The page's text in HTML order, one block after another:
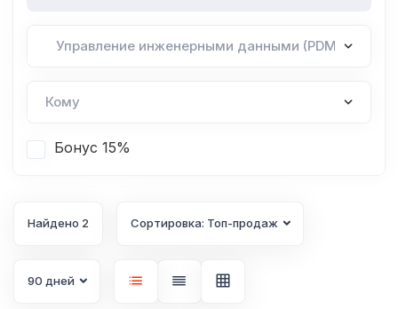
Бонус 15%
Найдено 2 Сортировка: Топ-продаж
90 дней